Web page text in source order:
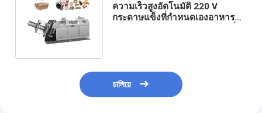
ความเร็วสูงอัตโนมัติ 220 V
กระดาษแข็งที่กำหนดเองอาหาร
চালিয়ে